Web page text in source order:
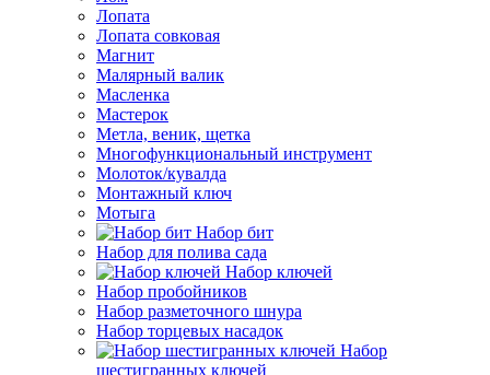
Лопата
Лопата совковая
Магнит
Малярный валик
Масленка
Мастерок
Метла, веник, щетка
Многофункциональный инструмент
Молоток/кувалда
Монтажный ключ
Мотыга
Набор бит
Набор для полива сада
Набор ключей
Набор пробойников
Набор разметочного шнура
Набор торцевых насадок
Набор
шестигранных ключей